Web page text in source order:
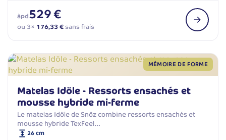
àpd529 €
ou 3× 176,33 €sans frais
MÉMOIRE DE FORME
Matelas Idöle - Ressorts ensachés et
mousse hybride mi-ferme
Le matelas Idöle de Snöz combine ressorts ensachés et
mousse hybride TexFeel…
26 cm